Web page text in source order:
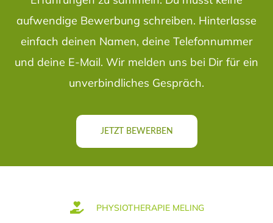
aufwendige Bewerbung schreiben. Hinterlasse
einfach deinen Namen, deine Telefonnummer
und deine E-Mail. Wir melden uns bei Dir für ein
unverbindliches Gespräch.
JETZT BEWERBEN
PHYSIOTHERAPIE MELING